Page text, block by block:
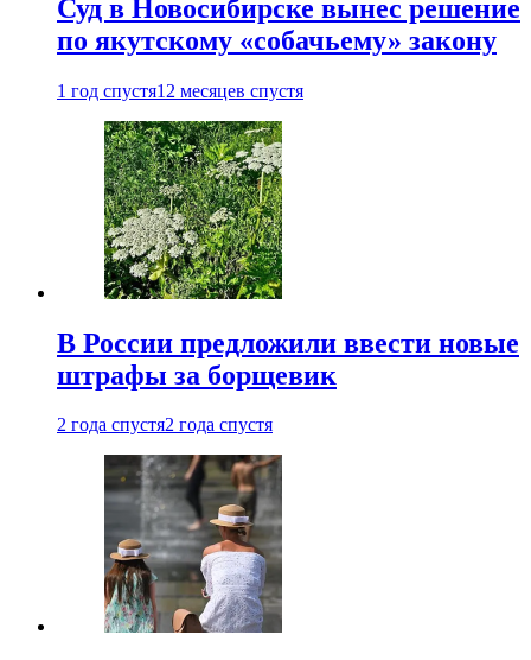
Суд в Новосибирске вынес решение
по якутскому «собачьему» закону
1 год спустя12 месяцев спустя
В России предложили ввести новые
штрафы за борщевик
2 года спустя2 года спустя